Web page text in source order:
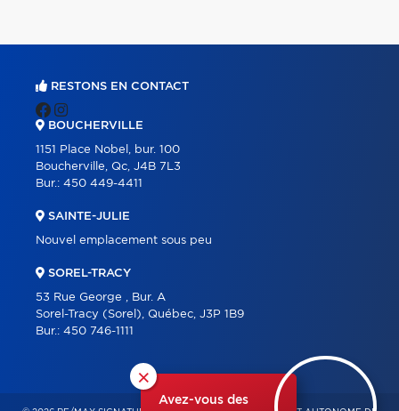
×
Avez-vous des
RESTONS EN CONTACT
BOUCHERVILLE
1151 Place Nobel, bur. 100
Boucherville, Qc, J4B 7L3
Bur.: 450 449-4411
SAINTE-JULIE
Nouvel emplacement sous peu
SOREL-TRACY
53 Rue George , Bur. A
Sorel-Tracy (Sorel), Québec, J3P 1B9
Bur.: 450 746-1111